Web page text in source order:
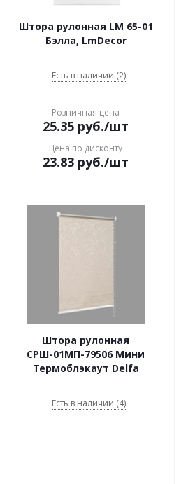
Штора рулонная LM 65-01
Бэлла, LmDecor
Есть в наличии (2)
Розничная цена
25.35 руб./шт
Цена по дисконту
23.83 руб./шт
Штора рулонная
СРШ-01МП-79506 Мини
Термоблэкаут Delfa
Есть в наличии (4)